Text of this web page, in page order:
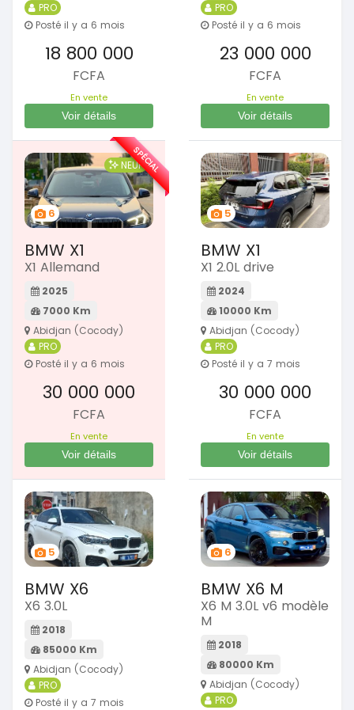
PRO
Posté il y a 6 mois
18 800 000
FCFA
En vente
Voir détails
PRO
Posté il y a 6 mois
23 000 000
FCFA
En vente
Voir détails
6
NEUF
BMW X1
X1 Allemand
2025
7000 Km
Abidjan (Cocody)
PRO
Posté il y a 6 mois
30 000 000
FCFA
En vente
Voir détails
SPÉCIAL
5
BMW X1
X1 2.0L drive
2024
10000 Km
Abidjan (Cocody)
PRO
Posté il y a 7 mois
30 000 000
FCFA
En vente
Voir détails
5
BMW X6
X6 3.0L
2018
85000 Km
Abidjan (Cocody)
PRO
Posté il y a 7 mois
6
BMW X6 M
X6 M 3.0L v6 modèle
M
2018
80000 Km
Abidjan (Cocody)
PRO